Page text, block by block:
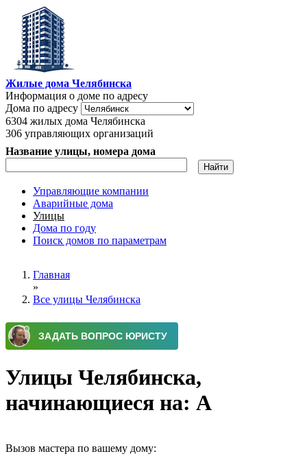
Перейти к основному содержанию
Жилые дома Челябинска
Информация о доме по адресу
Дома по адресу
6304 жилых дома Челябинска
306 управляющих организаций
Название улицы, номера дома
Главное меню
Управляющие компании
Аварийные дома
Улицы
Дома по году
Поиск домов по параметрам
Вы здесьГлавная
»
Все улицы Челябинска
Улицы Челябинска,
начинающиеся на: А
Вызов мастера по вашему дому: